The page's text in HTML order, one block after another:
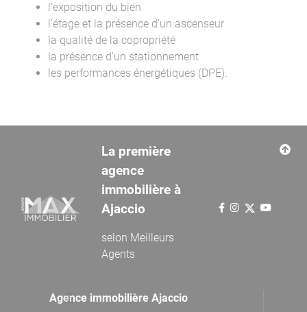
l’exposition du bien
l’étage et la présence d’un ascenseur
la qualité de la copropriété
la présence d’un stationnement
les performances énergétiques (DPE).
La première
agence
immobilière à
Ajaccio
selon Meilleurs
Agents
Agence immobilière Ajaccio